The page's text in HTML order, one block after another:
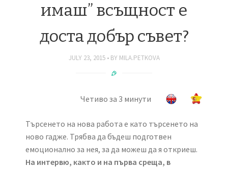
имаш” всъщност е
доста добър съвет?
JULY 23, 2015 BY MILA.PETKOVA
Четиво за 3 минути
Търсенето на нова работа е като търсенето на
ново гадже. Трябва да бъдеш подготвен
емоционално за нея, за да можеш да я откриеш.
На интервю, както и на първа среща, в